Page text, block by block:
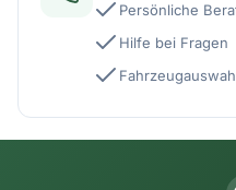
Persönliche
Hilfe bei Fragen